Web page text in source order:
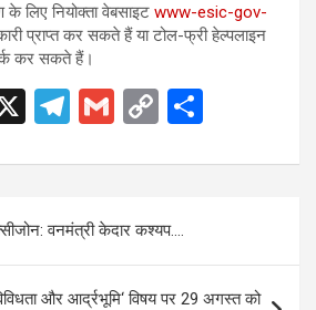
लिए नियोक्ता वेबसाइट www-esic-gov-
प्राप्त कर सकते हैं या टोल-फ्री हेल्पलाइन
कर सकते हैं।
X
T
e
gr
a
m
G
ail
C
py
n
k
ar
वनमंत्री केदार कश्यप….
और आर्द्रभूमि‘ विषय पर 29 अगस्त को